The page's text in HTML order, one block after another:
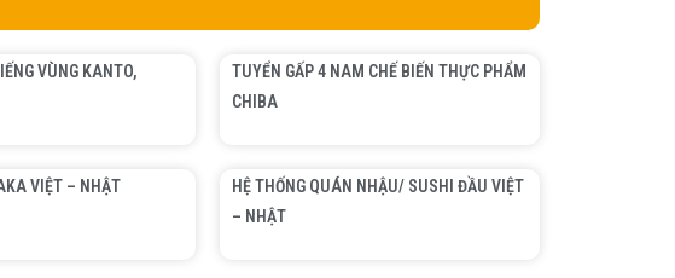
VÙNG KANTO,
TUYỂN GẤP 4 NAM CHẾ BIẾN THỰC PHẨM
CHIBA
VIỆT – NHẬT
HỆ THỐNG QUÁN NHẬU/ SUSHI ĐẦU VIỆT
– NHẬT